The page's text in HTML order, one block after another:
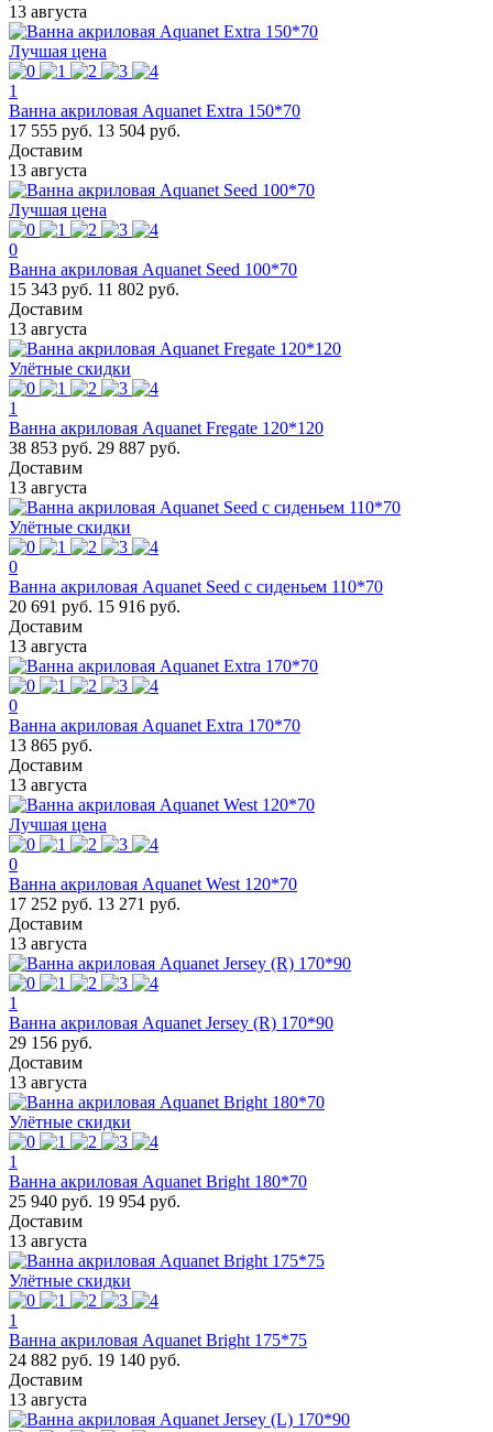
13 августа
Лучшая цена
1
Ванна акриловая Aquanet Extra 150*70
17 555 руб. 13 504 руб.
Доставим
13 августа
Лучшая цена
0
Ванна акриловая Aquanet Seed 100*70
15 343 руб. 11 802 руб.
Доставим
13 августа
Улётные скидки
1
Ванна акриловая Aquanet Fregate 120*120
38 853 руб. 29 887 руб.
Доставим
13 августа
Улётные скидки
0
Ванна акриловая Aquanet Seed с сиденьем 110*70
20 691 руб. 15 916 руб.
Доставим
13 августа
0
Ванна акриловая Aquanet Extra 170*70
13 865 руб.
Доставим
13 августа
Лучшая цена
0
Ванна акриловая Aquanet West 120*70
17 252 руб. 13 271 руб.
Доставим
13 августа
1
Ванна акриловая Aquanet Jersey (R) 170*90
29 156 руб.
Доставим
13 августа
Улётные скидки
1
Ванна акриловая Aquanet Bright 180*70
25 940 руб. 19 954 руб.
Доставим
13 августа
Улётные скидки
1
Ванна акриловая Aquanet Bright 175*75
24 882 руб. 19 140 руб.
Доставим
13 августа